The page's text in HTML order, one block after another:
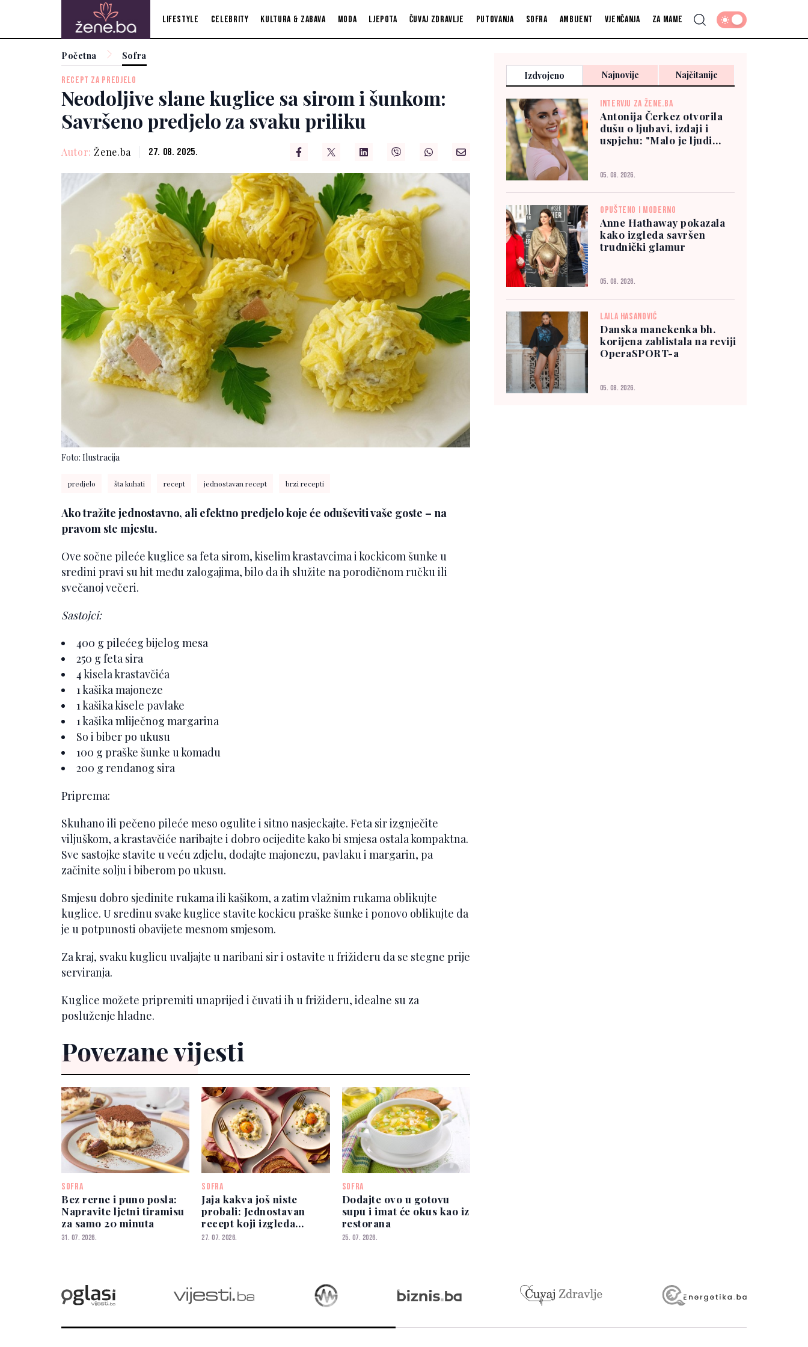
Lifestyle Celebrity Kultura & zabava Moda Ljepota Čuvaj zdravlje Putovanja Sofra Ambijent Vjenčanja Za mame
Početna Sofra
RECEPT ZA PREDJELO
Neodoljive slane kuglice sa sirom i šunkom:
Savršeno predjelo za svaku priliku
Autor: Žene.ba 27. 08. 2025.
Foto: Ilustracija
predjelo šta kuhati recept jednostavan recept brzi recepti
Ako tražite jednostavno, ali efektno predjelo koje će oduševiti vaše goste – na
pravom ste mjestu.
Ove sočne pileće kuglice sa feta sirom, kiselim krastavcima i kockicom šunke u
sredini pravi su hit među zalogajima, bilo da ih služite na porodičnom ručku ili
svečanoj večeri.
Sastojci:
400 g pilećeg bijelog mesa
250 g feta sira
4 kisela krastavčića
1 kašika majoneze
1 kašika kisele pavlake
1 kašika mliječnog margarina
So i biber po ukusu
100 g praške šunke u komadu
200 g rendanog sira
Priprema:
Skuhano ili pečeno pileće meso ogulite i sitno nasjeckajte. Feta sir izgnječite
viljuškom, a krastavčiće naribajte i dobro ocijedite kako bi smjesa ostala kompaktna.
Sve sastojke stavite u veću zdjelu, dodajte majonezu, pavlaku i margarin, pa
začinite solju i biberom po ukusu.
Smjesu dobro sjedinite rukama ili kašikom, a zatim vlažnim rukama oblikujte
kuglice. U sredinu svake kuglice stavite kockicu praške šunke i ponovo oblikujte da
je u potpunosti obavijete mesnom smjesom.
Za kraj, svaku kuglicu uvaljajte u naribani sir i ostavite u frižideru da se stegne prije
serviranja.
Kuglice možete pripremiti unaprijed i čuvati ih u frižideru, idealne su za
posluženje hladne.
Povezane vijesti
SOFRA
Bez rerne i puno posla:
Napravite ljetni tiramisu
za samo 20 minuta
31. 07. 2026.
SOFRA
Jaja kakva još niste
probali: Jednostavan
recept koji izgleda
spektakularno
27. 07. 2026.
SOFRA
Dodajte ovo u gotovu
supu i imat će okus kao iz
restorana
25. 07. 2026.
Izdvojeno Najnovije Najčitanije
INTERVJU ZA ŽENE.BA
Antonija Čerkez otvorila
dušu o ljubavi, izdaji i
uspjehu: "Malo je ljudi
05. 08. 2026.
OPUŠTENO I MODERNO
Anne Hathaway pokazala
kako izgleda savršen
trudnički glamur
05. 08. 2026.
LAILA HASANOVIĆ
Danska manekenka bh.
korijena zablistala na reviji
OperaSPORT-a
05. 08. 2026.